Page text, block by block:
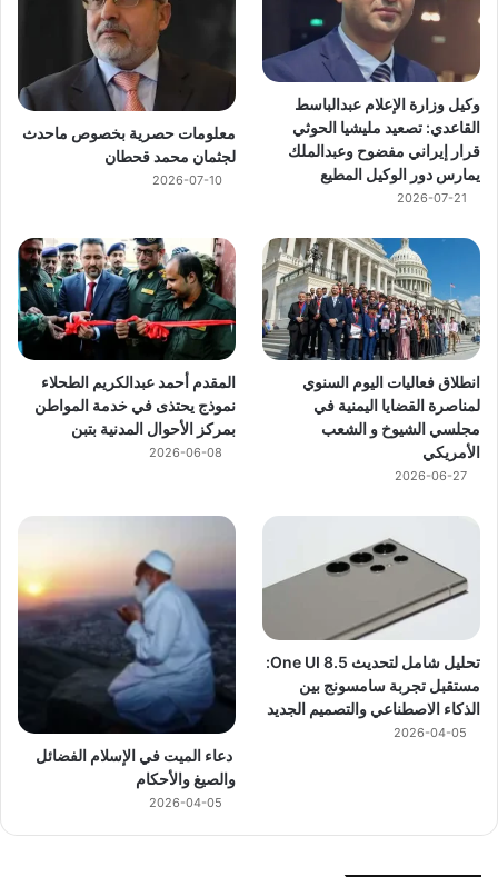
وكيل وزارة الإعلام عبدالباسط
القاعدي: تصعيد مليشيا الحوثي
قرار إيراني مفضوح وعبدالملك
يمارس دور الوكيل المطيع
2026-07-21
معلومات حصرية بخصوص ماحدث
لجثمان محمد قحطان
2026-07-10
انطلاق فعاليات اليوم السنوي
لمناصرة القضايا اليمنية في
مجلسي الشيوخ و الشعب
الأمريكي
2026-06-27
المقدم أحمد عبدالكريم الطحلاء
نموذج يحتذى في خدمة المواطن
بمركز الأحوال المدنية بتبن
2026-06-08
تحليل شامل لتحديث One UI 8.5:
مستقبل تجربة سامسونج بين
الذكاء الاصطناعي والتصميم الجديد
2026-04-05
دعاء الميت في الإسلام الفضائل
والصيغ والأحكام
2026-04-05